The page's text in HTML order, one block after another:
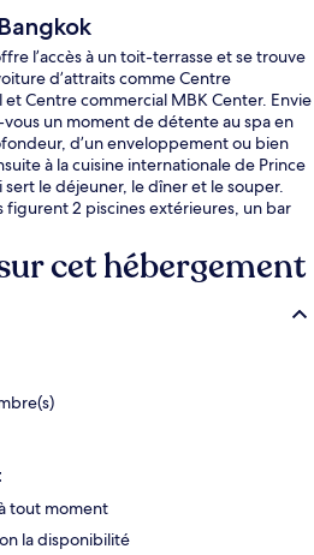
l’accès à un toit-terrasse et se trouve
d’attraits comme Centre
Centre commercial MBK Center. Envie
un moment de détente au spa en
d’un enveloppement ou bien
à la cuisine internationale de Prince
le déjeuner, le dîner et le souper.
figurent 2 piscines extérieures, un bar
piscine et le personnel serviable.
cet hébergement
tout moment
la disponibilité